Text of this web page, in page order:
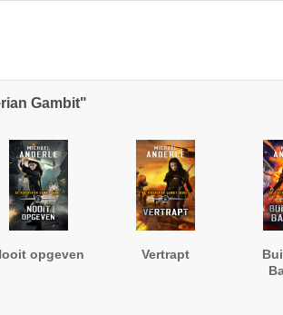
Gambit"
opgeven Vertrapt